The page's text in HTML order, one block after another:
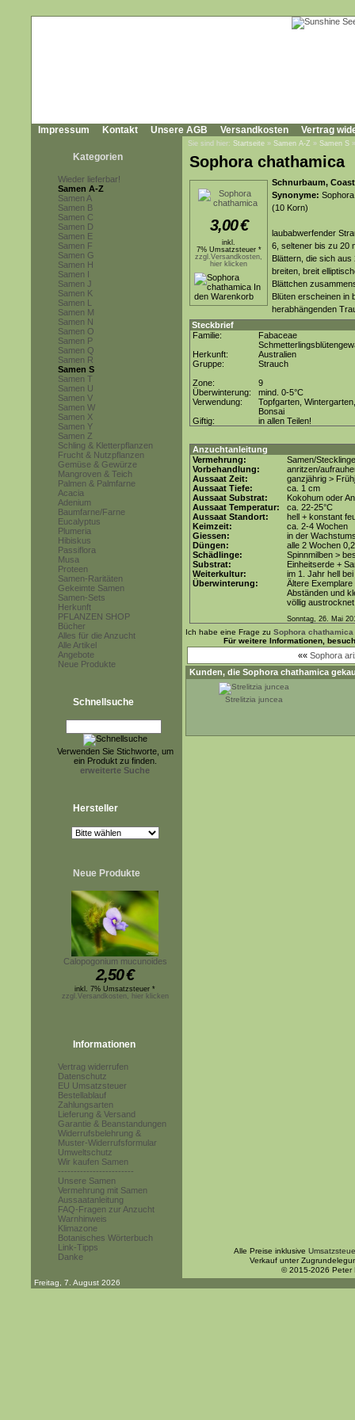
Impressum Kontakt Unsere AGB Versandkosten Vertrag
Kategorien
Wieder lieferbar!
Samen A-Z
Samen A
Samen B
Samen C
Samen D
Samen E
Samen F
Samen G
Samen H
Samen I
Samen J
Samen K
Samen L
Samen M
Samen N
Samen O
Samen P
Samen Q
Samen R
Samen S
Samen T
Samen U
Samen V
Samen W
Samen X
Samen Y
Samen Z
Schling & Kletterpflanzen
Frucht & Nutzpflanzen
Gemüse & Gewürze
Mangroven & Teich
Palmen & Palmfarne
Acacia
Adenium
Baumfarne/Farne
Eucalyptus
Plumeria
Hibiskus
Passiflora
Musa
Proteen
Samen-Raritäten
Gekeimte Samen
Samen-Sets
Herkunft
PFLANZEN SHOP
Bücher
Alles für die Anzucht
Alle Artikel
Angebote
Neue Produkte
Schnellsuche
Verwenden Sie Stichworte, um
ein Produkt zu finden.
erweiterte Suche
Hersteller
Neue Produkte
Calopogonium mucunoides
2,50€
inkl. 7% Umsatzsteuer *
zzgl.Versandkosten, hier klicken
Informationen
Vertrag widerrufen
Datenschutz
EU Umsatzsteuer
Bestellablauf
Zahlungsarten
Lieferung & Versand
Garantie & Beanstandungen
Widerrufsbelehrung &
Muster-Widerrufsformular
Umweltschutz
Wir kaufen Samen
------------------------
Unsere Samen
Vermehrung mit Samen
Aussaatanleitung
FAQ-Fragen zur Anzucht
Warnhinweis
Klimazone
Botanisches Wörterbuch
Link-Tipps
Danke
Sie sind hier: Startseite » Samen A-Z » Samen S
Sophora chathamica
3,00€
inkl.
7% Umsatzsteuer *
zzgl.Versandkosten,
hier klicken
Schnurbaum,
Synonyme:
(10 Korn)
laubabwerfender
6, seltener bis zu 20
Blättern, die sich
breiten, breit
Blättchen
Blüten erscheinen in
herabhängenden
Steckbrief
Familie:
Fabaceae
Herkunft:
Australien
Gruppe:
Strauch
Zone:
9
Überwinterung:
mind. 0-5°C
Verwendung:
Topfgarten, Wintergarten,
Bonsai
Giftig:
in allen Teilen!
Anzuchtanleitung
Vermehrung:
Samen/Stecklinge
Vorbehandlung:
anritzen/
Aussaat Zeit:
ganzjährig >
Aussaat Tiefe:
ca. 1 cm
Aussaat Substrat:
Kokohum oder
Aussaat Temperatur:
ca. 22-25°C
Aussaat Standort:
hell + konstant
Keimzeit:
ca. 2-4 Wochen
Giessen:
in der
Düngen:
alle 2 Wochen
Schädlinge:
Spinnmilben >
Substrat:
Einheitserde +
Weiterkultur:
im 1. Jahr hell
Überwinterung:
Ältere
Abständen und
völlig
Sonntag, 26. Mai
Ich habe eine Frage zu Sophora chathamica
Für weitere Informationen,
«« Sophora
Kunden, die Sophora chathamica
Strelitzia juncea
Alle Preise inklusive
Verkauf unter
© 2015-2026 Peter
Freitag, 7. August 2026